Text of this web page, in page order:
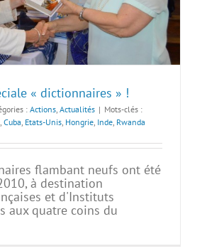
« dictionnaires » !
:Actions Actualités | Mots-clés :
Cuba Etats-Unis Hongrie Inde Rwanda
flambant neufs ont été
à destination
et d'Instituts
aux quatre coins du